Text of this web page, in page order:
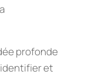
profonde
et